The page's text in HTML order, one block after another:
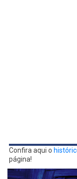
Confira aqui o
página!